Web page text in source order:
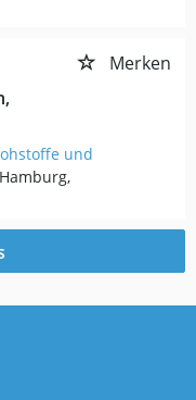
Merken
und